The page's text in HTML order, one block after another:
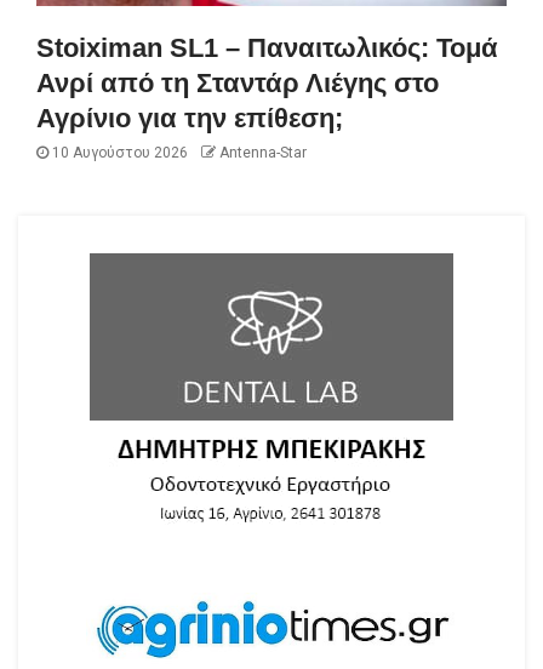
Stoiximan SL1 – Παναιτωλικός: Τομά
Ανρί από τη Σταντάρ Λιέγης στο
Αγρίνιο για την επίθεση;
10 Αυγούστου 2026 Antenna-Star